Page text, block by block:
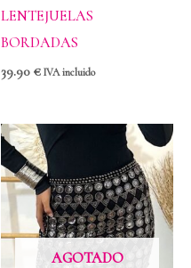
LENTEJUELAS
BORDADAS
39.90 € IVA incluido
AGOTADO